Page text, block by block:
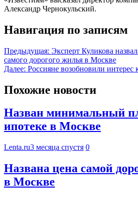
Александр Чернокульский.
Навигация по записям
Предыдущая: Эксперт Куликова
самого дорогого жилья в Москве
Далее: Россияне возобновили интерес
Похожие новости
Назван минимальный
ипотеке в Москве
Lenta.ru3 месяца спустя 0
Названа цена самой
в Москве